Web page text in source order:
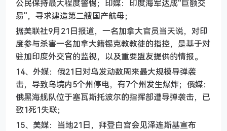
公民保持最大程度警惕；印媒：印度海军达成"巨额交
易"，寻求建造第二艘国产航母；
据美联社9月21日报道，一名加拿大官员当天说，对印
度参与杀害一名加拿大籍锡克教教徒的指控，是基于对
驻加印度外交官的监视，以及重要盟友提供的情报。
14、外媒：俄21日对乌发动数周来最大规模导弹袭
击，导致乌境内5个州停电，有7个州发生爆炸；俄媒：
俄黑海舰队位于塞瓦斯托波尔的指挥部遭导弹袭击，已
致1死1失联；
15、美媒：当地21日，拜登白宫会见泽连斯基宣布